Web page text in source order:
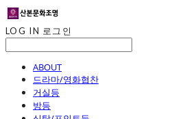
LOG IN 로그인
ABOUT
드라마/영화협찬
거실등
방등